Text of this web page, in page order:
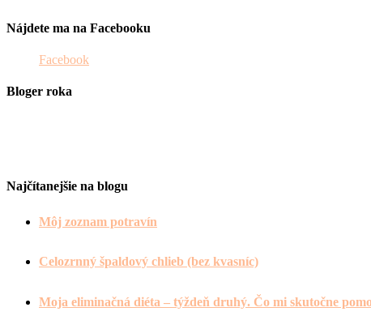
Nájdete ma na Facebooku
Facebook
Bloger roka
Najčítanejšie na blogu
Môj zoznam potravín
Celozrnný špaldový chlieb (bez kvasníc)
Moja eliminačná diéta – týždeň druhý. Čo mi skutočne